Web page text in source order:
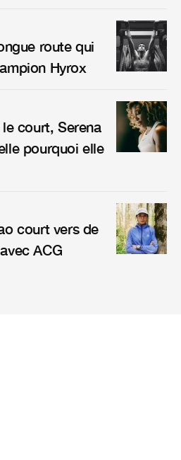
route qui
Hyrox
court, Serena
pourquoi elle
court vers de
ACG